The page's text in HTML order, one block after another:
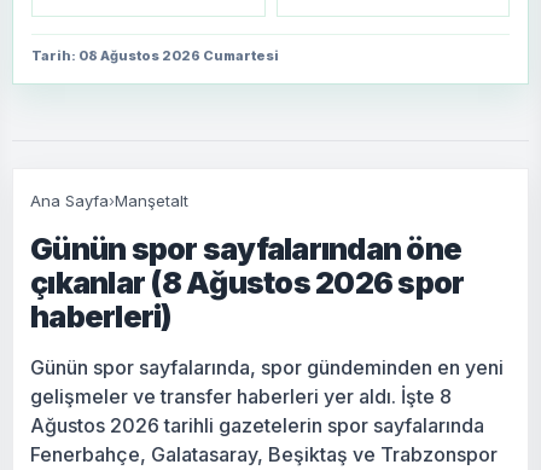
Tarih: 08 Ağustos 2026 Cumartesi
Ana Sayfa›Manşetalt
Günün spor sayfalarından öne
çıkanlar (8 Ağustos 2026 spor
haberleri)
Günün spor sayfalarında, spor gündeminden en yeni
gelişmeler ve transfer haberleri yer aldı. İşte 8
Ağustos 2026 tarihli gazetelerin spor sayfalarında
Fenerbahçe, Galatasaray, Beşiktaş ve Trabzonspor